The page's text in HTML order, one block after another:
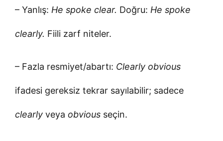
– Yanlış: He spoke clear. Doğru: He spoke
clearly. Fiili zarf niteler.
– Fazla resmiyet/abartı: Clearly obvious
ifadesi gereksiz tekrar sayılabilir; sadece
clearly veya obvious seçin.